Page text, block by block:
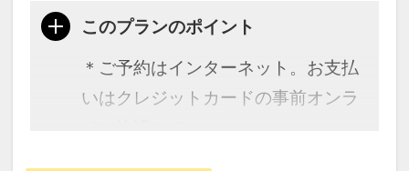
このプランのポイント
＊ご予約はインターネット。お支払
いはクレジットカードの事前オンラ